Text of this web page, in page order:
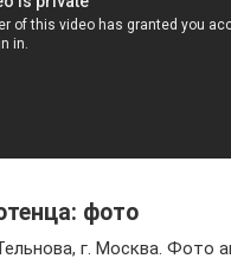
фото
г. Москва. Фото